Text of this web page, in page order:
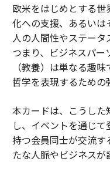
欧米をはじめとする
化への支援、あるい
人の人間性やステータ
つまり、ビジネスパー
（教養）は単なる趣
哲学を表現するための
本カードは、こうし
し、イベントを通じ
持つ会員同士が交流す
たな人脈やビジネスが